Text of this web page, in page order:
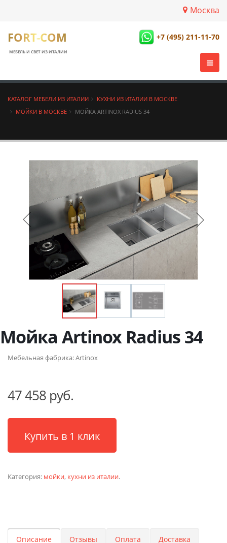
Москва
FORT-COM
МЕБЕЛЬ И СВЕТ ИЗ ИТАЛИИ
+7 (495) 211-11-70
КАТАЛОГ МЕБЕЛИ ИЗ ИТАЛИИ
КУХНИ ИЗ ИТАЛИИ В МОСКВЕ
МОЙКИ В МОСКВЕ
МОЙКА ARTINOX RADIUS 34
Мойка Artinox Radius 34
Мебельная фабрика:Artinox
47 458 руб.
Купить в 1 клик
Категория: мойки, кухни из италии.
Описание Отзывы Оплата Доставка